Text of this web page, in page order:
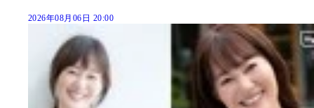
2026年08月06日 20:00